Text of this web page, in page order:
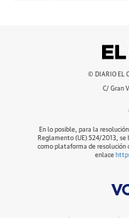
© DIARIO EL
C/ Gran
En lo posible, para la
Reglamento (UE) 524/2013, se
como plataforma de resolución
enlace